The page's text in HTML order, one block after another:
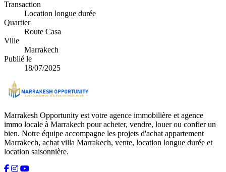
Transaction
Location longue durée
Quartier
Route Casa
Ville
Marrakech
Publié le
18/07/2025
Marrakesh Opportunity est votre agence immobilière et agence
immo locale à Marrakech pour acheter, vendre, louer ou confier un
bien. Notre équipe accompagne les projets d'achat appartement
Marrakech, achat villa Marrakech, vente, location longue durée et
location saisonnière.